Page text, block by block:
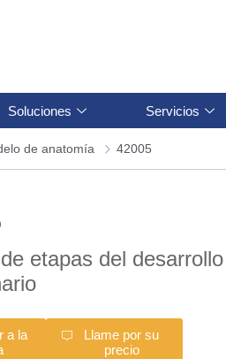
Soluciones Servicios
de anatomía 42005
etapas del desarrollo
a la
Llame por su
precio